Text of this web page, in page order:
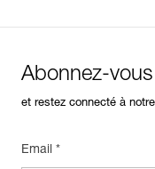
Abonnez-
et restez connecté à
Email *